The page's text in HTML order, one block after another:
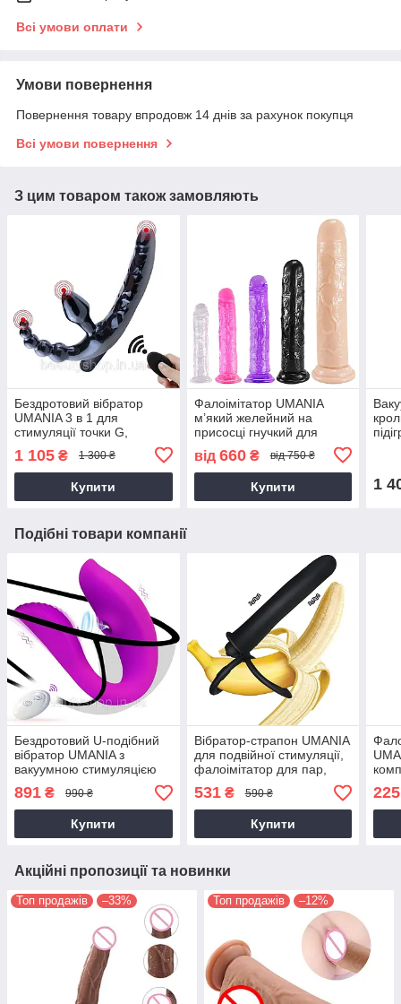
Всі умови оплати
Умови повернення
Повернення товару впродовж 14 днів за рахунок покупця
Всі умови повернення
З цим товаром також замовляють
Бездротовий вібратор
UMANIA 3 в 1 для
стимуляції точки G,
клітора та анальної зони, з
пультом керування
1 105 ₴ 1 300 ₴
Купити
Фалоімітатор UMANIA
м’який желейний на
присосці гнучкий для
стимуляції
від 660₴ від 750 ₴
Купити 1
Подібні товари компанії
Бездротовий U-подібний
вібратор UMANIA з
вакуумною стимуляцією
клітора та точки G, 10
режимів, фіолетовий
891 ₴ 990 ₴
Купити
Вібратор-страпон UMANIA
для подвійної стимуляції,
фалоімітатор для пар,
ергономічний дизайн
531₴ 590 ₴
Купити
225
Акційні пропозиції та новинки
Топ продажів –33% Топ продажів –12%